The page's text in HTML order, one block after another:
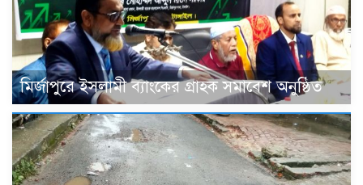
মির্জাপুরে ইসলামী ব্যাংকের গ্রাহক সমাবেশ অনুষ্ঠিত